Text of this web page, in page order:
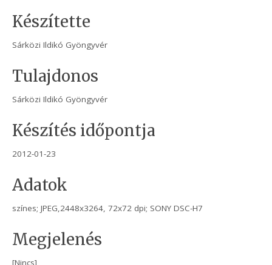
Készítette
Sárközi Ildikó Gyöngyvér
Tulajdonos
Sárközi Ildikó Gyöngyvér
Készítés időpontja
2012-01-23
Adatok
színes; JPEG,2448x3264, 72x72 dpi; SONY DSC-H7
Megjelenés
[Nincs]